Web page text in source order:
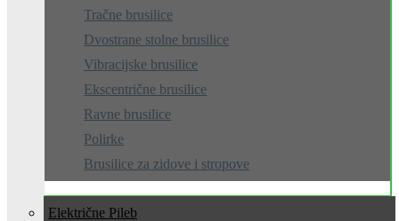
Tračne brusilice
Dvostrane stolne brusilice
Vibracijske brusilice
Ekscentrične brusilice
Ravne brusilice
Polirke
Brusilice za zidove i stropove
Električne Pile